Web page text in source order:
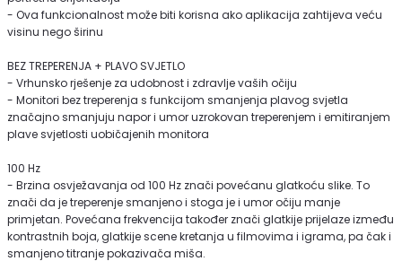
- Ova funkcionalnost može biti korisna ako aplikacija zahtijeva veću
visinu nego širinu
BEZ TREPERENJA + PLAVO SVJETLO
- Vrhunsko rješenje za udobnost i zdravlje vaših očiju
- Monitori bez treperenja s funkcijom smanjenja plavog svjetla
značajno smanjuju napor i umor uzrokovan treperenjem i emitiranjem
plave svjetlosti uobičajenih monitora
100 Hz
- Brzina osvježavanja od 100 Hz znači povećanu glatkoću slike. To
znači da je treperenje smanjeno i stoga je i umor očiju manje
primjetan. Povećana frekvencija također znači glatkije prijelaze između
kontrastnih boja, glatkije scene kretanja u filmovima i igrama, pa čak i
smanjeno titranje pokazivača miša.